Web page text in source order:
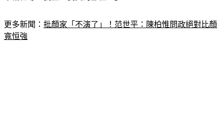
寬恒強